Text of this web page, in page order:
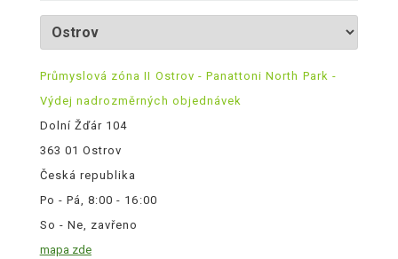
Průmyslová zóna II Ostrov - Panattoni North Park -
Výdej nadrozměrných objednávek
Dolní Žďár 104
363 01 Ostrov
Česká republika
Po - Pá, 8:00 - 16:00
So - Ne, zavřeno
mapa zde